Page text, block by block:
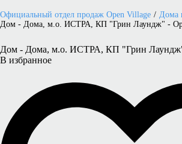
Официальный отдел продаж Open Village
Дома
Дом - Дома, м.о. ИСТРА, КП "Грин Лаундж" -
Дом - Дома, м.о. ИСТРА, КП "Грин Лаундж"
В избранное